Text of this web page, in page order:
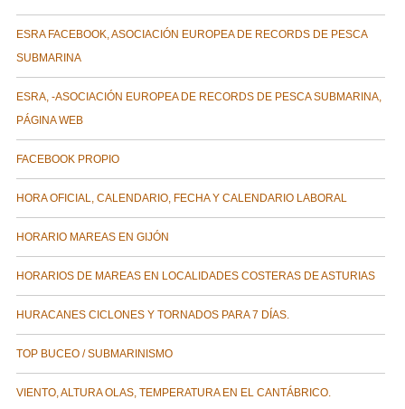
ESRA FACEBOOK, ASOCIACIÓN EUROPEA DE RECORDS DE PESCA
SUBMARINA
ESRA, -ASOCIACIÓN EUROPEA DE RECORDS DE PESCA SUBMARINA,
PÁGINA WEB
FACEBOOK PROPIO
HORA OFICIAL, CALENDARIO, FECHA Y CALENDARIO LABORAL
HORARIO MAREAS EN GIJÓN
HORARIOS DE MAREAS EN LOCALIDADES COSTERAS DE ASTURIAS
HURACANES CICLONES Y TORNADOS PARA 7 DÍAS.
TOP BUCEO / SUBMARINISMO
VIENTO, ALTURA OLAS, TEMPERATURA EN EL CANTÁBRICO.